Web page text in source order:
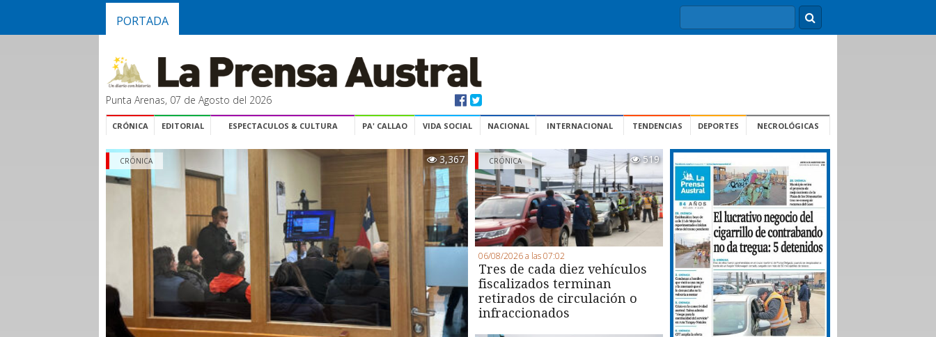
PORTADA
Punta Arenas, 07 de Agosto del 2026
CRÓNICA EDITORIAL ESPECTACULOS & CULTURA PA' CALLAO VIDA SOCIAL NACIONAL INTERNACIONAL TENDENCIAS DEPORTES NECROLÓGICAS
3,367
CRÓNICA CRÓNICA 519
06/08/2026 a las 07:02
Tres de cada diez vehículos
fiscalizados terminan
retirados de circulación o
infraccionados